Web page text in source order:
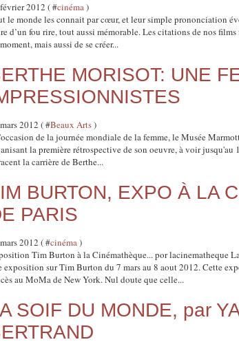
2012 ( #cinéma)
le monde les connait par cœur, et leur simple prononciation
d’un fou rire, tout aussi mémorable. Les citations de nos
mais aussi de se créer...
MORISOT: UNE
2012 ( #Beaux Arts)
de la journée mondiale de la femme, le Musée
la première rétrospective de son oeuvre, à voir
la carrière de Berthe...
BURTON, EXPO À LA
PARIS
2012 ( #cinéma)
Tim Burton à la Cinémathèque... por lacinematheque
exposition sur Tim Burton du 7 mars au 8 aout 2012. Cette
au MoMa de New York. Nul doute que celle...
SOIF DU MONDE, par